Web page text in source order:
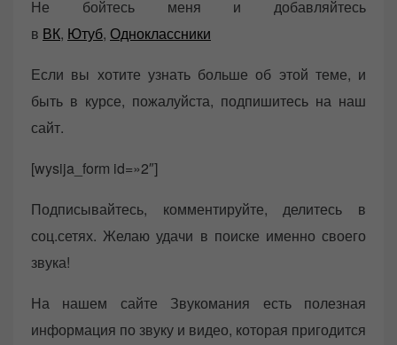
Не бойтесь меня и добавляйтесь
в ВК, Ютуб, Одноклассники
Если вы хотите узнать больше об этой теме, и
быть в курсе, пожалуйста, подпишитесь на наш
сайт.
[wysija_form id=»2″]
Подписывайтесь, комментируйте, делитесь в
соц.сетях. Желаю удачи в поиске именно своего
звука!
На нашем сайте Звукомания есть полезная
информация по звуку и видео, которая пригодится